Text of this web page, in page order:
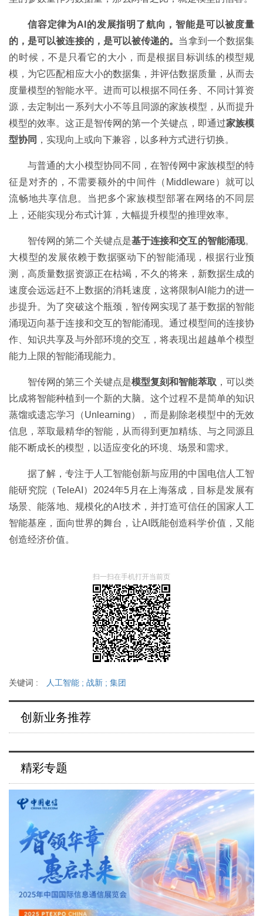
信容定律为AI的发展指明了航向，智能是可以被度量
的，是可以被连接的，是可以被传递的。 当拿到一个数据集
的时候，不是只看它的大小，而是根据目标训练的模型规
模，为它匹配相应大小的数据集，并评估数据质量，从而去
度量模型的智能水平。进而可以根据不同任务、不同计算资
源，去定制出一系列大小不等且同源的家族模型，从而提升
模型的效率。这正是智传网的第一个关键点，即通过家族模
型协同 ，实现向上或向下兼容，以多种方式进行切换。
与普通的大小模型协同不同，在智传网中家族模型的特
征是对齐的，不需要额外的中间件（Middleware）就可以
流畅地共享信息。当把多个家族模型部署在网络的不同层
上，还能实现分布式计算，大幅提升模型的推理效率。
智传网的第二个关键点是基于连接和交互的智能涌现。
大模型的发展依赖于数据驱动下的智能涌现，根据行业预
测，高质量数据资源正在枯竭，不久的将来，新数据生成的
速度会远远赶不上数据的消耗速度，这将限制AI能力的进一
步提升。为了突破这个瓶颈，智传网实现了基于数据的智能
涌现迈向基于连接和交互的智能涌现。通过模型间的连接协
作、知识共享及与外部环境的交互，将表现出超越单个模型
能力上限的智能涌现能力。
智传网的第三个关键点是模型复刻和智能萃取 ，可以类
比成将智能种植到一个新的大脑。这个过程不是简单的知识
蒸馏或遗忘学习（Unlearning），而是剔除老模型中的无效
信息，萃取最精华的智能，从而得到更加精练、与之同源且
能不断成长的模型，以适应变化的环境、场景和需求。
据了解，专注于人工智能创新与应用的中国电信人工智
能研究院（TeleAI）2024年5月在上海落成，目标是发展有
场景、能落地、规模化的AI技术，并打造可信任的国家人工
智能基座，面向世界的舞台，让AI既能创造科学价值，又能
创造经济价值。
扫一扫在手机打开当前页
关键词 : 人工智能 ; 战新 ; 集团
创新业务推荐
精彩专题